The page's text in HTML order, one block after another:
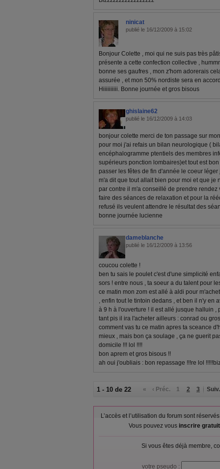
ninicat
publié le 16/12/2009 à 15:02
Bonjour Colette , moi qui ne suis pas très
présente a cette confection collective ,
bonne ses gaufres , mon z'hom adorerais
assurée , et mon 50% nordiste sera en
Hiiiiiiiiii. Bonne journée et gros bisous
ghislaine62
publié le 16/12/2009 à 14:03
bonjour colette merci de ton passage sur
pour moi j'ai refais un bilan neurologique (
encéphalogramme ptentiels des membres
supérieurs ponction lombaires)et tout est
passer les fêtes de fin d'année le coeur
m'a dit que tout allait bien pour moi et que je
par contre il m'a conseillé de prendre
faire des séances de relaxation et pour la
refusé ils veulent attendre le résultat des
bonne journée lucienne
dameblanche
publié le 16/12/2009 à 13:56
coucou colette !
ben tu sais le poulet c'est d'une simplicité
sors ! entre nous , ta soeur a du talent pour
ce matin mon zom est allé à aldi pour
, enfin tout le tintoin dedans , et ben il n'y en
à 9 h à l'ouverture ! il est allé jusque halluin ,
tant pis il ira l'acheter ailleurs : conrad ou
comment vas tu ce matin apres ta sceance
mieux , mais bon ça soulage , ça ne guerit
domicile !!! lol !!!!
bon aprem et gros bisous !!
ah oui j'oubliais : bon repassage !!!re lol
1 - 10 de 22 « ‹ Préc. 1 2 3 Suiv.
L’accès et l’utilisation du forum sont
Vous pouvez vous inscrire
Si vous êtes déjà membre,
votre pseudo :